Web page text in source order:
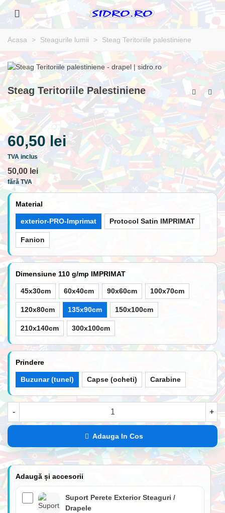
Acasa > Steagurile lumii > Steag Teritoriile palestiniene
Steag Teritoriile Palestiniene
60,50 lei
TVA inclus
50,00 lei
fără TVA
Material
exterior-PRO-Imprimat Protocol Satin IMPRIMAT
Fanion
Dimensiune 110 g/mp IMPRIMAT
45x30cm 60x40cm 90x60cm 100x70cm
120x80cm 135x90cm 150x100cm
210x140cm 300x100cm
Prindere
Buzunar (tunel) Capse (ocheti) Carabine
- +
Adauga In Cos
Adaugă și accesorii
Suport Perete Exterior Steaguri /
Drapele